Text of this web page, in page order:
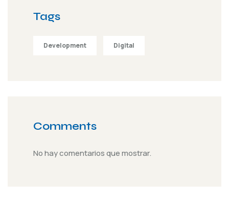
Tags
Development Digital
Comments
No hay comentarios que mostrar.